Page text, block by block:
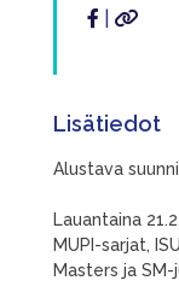
Lisätiedot
Alustava
Lauantaina
MUPI-sarjat,
Masters ja